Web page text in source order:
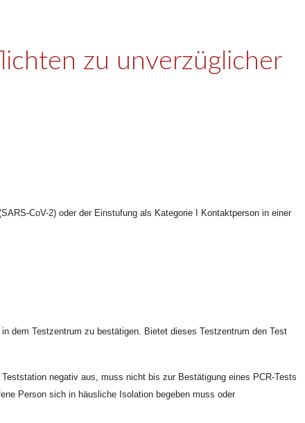
zu unverzüglicher
CoV-2) oder der Einstufung als Kategorie I Kontaktperson in einer
dem Testzentrum zu bestätigen. Bietet dieses Testzentrum den Test
negativ aus, muss nicht bis zur Bestätigung eines PCR-Tests
Person sich in häusliche Isolation begeben muss oder